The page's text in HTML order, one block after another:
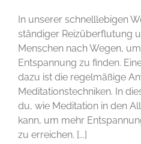
In unserer schnelllebigen
ständiger Reizüberflutung
Menschen nach Wegen,
Entspannung zu finden.
dazu ist die regelmäßige
Meditationstechniken. In
du, wie Meditation in den
kann, um mehr
zu erreichen. [...]